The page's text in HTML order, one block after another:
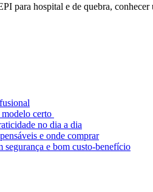
para hospital e de quebra,
certo
no dia a dia
e onde comprar
segurança e bom custo-benefício